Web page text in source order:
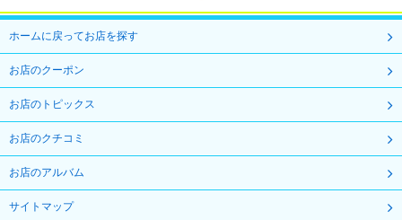
ホームに戻ってお店を探す
お店のクーポン
お店のトピックス
お店のクチコミ
お店のアルバム
サイトマップ